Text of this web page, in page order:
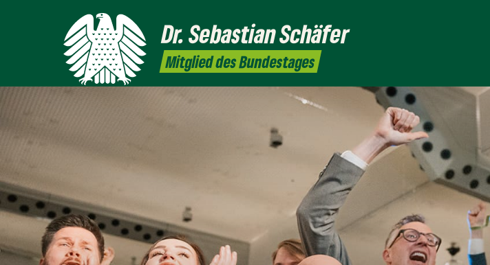
Dr. Sebastian Schäfer
Mitglied des Bundestages